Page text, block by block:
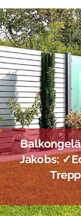
Jakobs: